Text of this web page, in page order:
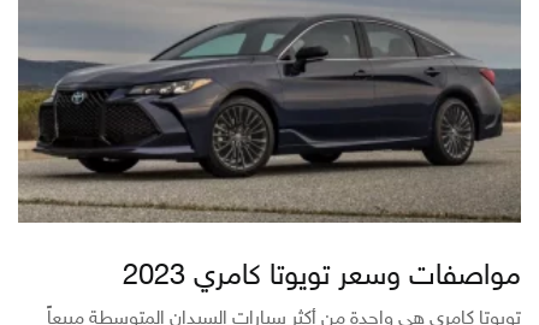
مواصفات وسعر تويوتا كامري 2023
تويوتا كامري هي واحدة من أكثر سيارات السيدان المتوسطة مبيعاً